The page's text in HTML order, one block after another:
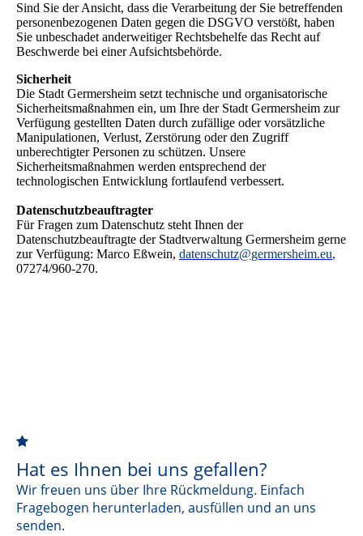
Sind Sie der Ansicht, dass die Verarbeitung der Sie betreffenden
personenbezogenen Daten gegen die DSGVO verstößt, haben
Sie unbeschadet anderweitiger Rechtsbehelfe das Recht auf
Beschwerde bei einer Aufsichtsbehörde.
Sicherheit
Die Stadt Germersheim setzt technische und organisatorische
Sicherheitsmaßnahmen ein, um Ihre der Stadt Germersheim zur
Verfügung gestellten Daten durch zufällige oder vorsätzliche
Manipulationen, Verlust, Zerstörung oder den Zugriff
unberechtigter Personen zu schützen. Unsere
Sicherheitsmaßnahmen werden entsprechend der
technologischen Entwicklung fortlaufend verbessert.
Datenschutzbeauftragter
Für Fragen zum Datenschutz steht Ihnen der
Datenschutzbeauftragte der Stadtverwaltung Germersheim gerne
zur Verfügung: Marco Eßwein, datenschutz@germersheim.eu,
07274/960-270.
Hat es Ihnen bei uns gefallen?
Wir freuen uns über Ihre Rückmeldung. Einfach
Fragebogen herunterladen, ausfüllen und an uns
senden.